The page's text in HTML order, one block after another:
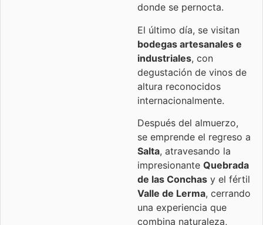
donde se pernocta.
El último día, se visitan
bodegas artesanales e
industriales, con
degustación de vinos de
altura reconocidos
internacionalmente.
Después del almuerzo,
se emprende el regreso a
Salta, atravesando la
impresionante Quebrada
de las Conchas y el fértil
Valle de Lerma, cerrando
una experiencia que
combina naturaleza,